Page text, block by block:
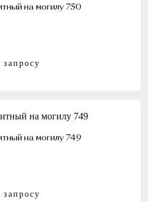
на могилу 750
на могилу 749